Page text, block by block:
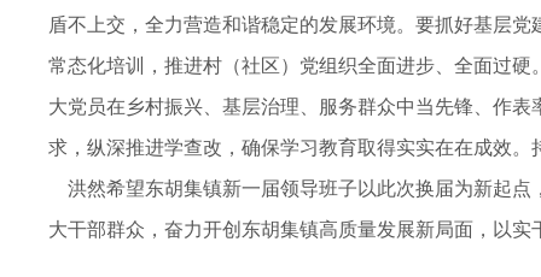
盾不上交，全力营造和谐稳定的发展环境。要抓好基层
常态化培训，推进村（社区）党组织全面进步、全面过
大党员在乡村振兴、基层治理、服务群众中当先锋、作
求，纵深推进学查改，确保学习教育取得实实在在成效
洪然希望东胡集镇新一届领导班子以此次换届为新起点
大干部群众，奋力开创东胡集镇高质量发展新局面，以